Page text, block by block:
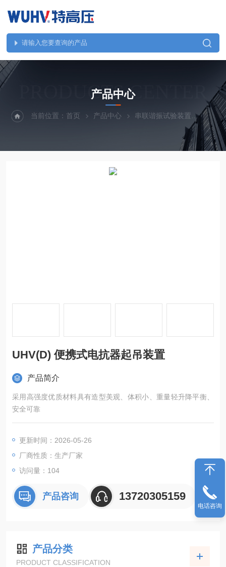
PRODUCTS CENTER
产品中心
当前位置：首页 产品中心 串联谐振试验装置
UHV(D) 便携式电抗器起吊装置
产品简介
采用高强度优质材料具有造型美观、体积小、重量轻升降平衡、
安全可靠
更新时间：2026-05-26
厂商性质：生产厂家
访问量：104
产品咨询 13720305159
产品分类
PRODUCT CLASSIFICATION
电话咨询